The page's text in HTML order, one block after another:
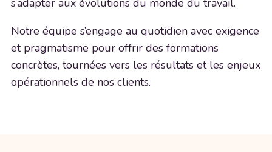
s’adapter aux évolutions du monde du travail.
Notre équipe s’engage au quotidien avec exigence
et pragmatisme pour offrir des formations
concrètes, tournées vers les résultats et les enjeux
opérationnels de nos clients.